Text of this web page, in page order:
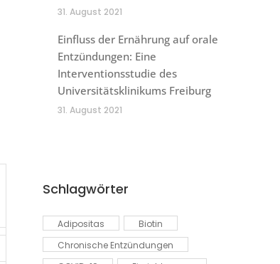
31. August 2021
Einfluss der Ernährung auf orale
Entzündungen: Eine
Interventionsstudie des
Universitätsklinikums Freiburg
31. August 2021
Schlagwörter
Adipositas
Biotin
Chronische Entzündungen